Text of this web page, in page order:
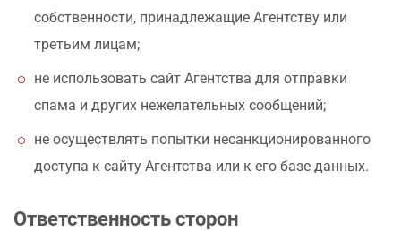
собственности, принадлежащие Агентству или
третьим лицам;
не использовать сайт Агентства для отправки
спама и других нежелательных сообщений;
не осуществлять попытки несанкционированного
доступа к сайту Агентства или к его базе данных.
Ответственность сторон